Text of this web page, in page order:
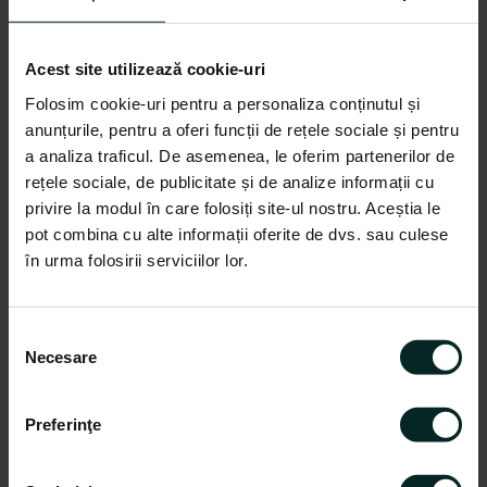
Acest site utilizează cookie-uri
Folosim cookie-uri pentru a personaliza conținutul și
anunțurile, pentru a oferi funcții de rețele sociale și pentru
a analiza traficul. De asemenea, le oferim partenerilor de
rețele sociale, de publicitate și de analize informații cu
privire la modul în care folosiți site-ul nostru. Aceștia le
pot combina cu alte informații oferite de dvs. sau culese
în urma folosirii serviciilor lor.
Necesare
Preferinţe
Descriere
Incarcator rapid TOTAL Industrial -
20V - 2.0Ah - Descriere produs
Incarcatorul rapid Total Industrial pentru acumulatoare
de 20V este proiectat pentru a furniza o solutie
intr-o gama variata de unelte electrice. Cu
acest incarcator ofera o optiune convenabila pentru
profesionistii care au nevoie de unelte alimentate
Dotat cu tehnologie de incarcare rapida, acest